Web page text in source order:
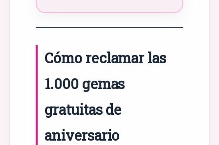
Cómo reclamar las
1.000 gemas
gratuitas de
aniversario